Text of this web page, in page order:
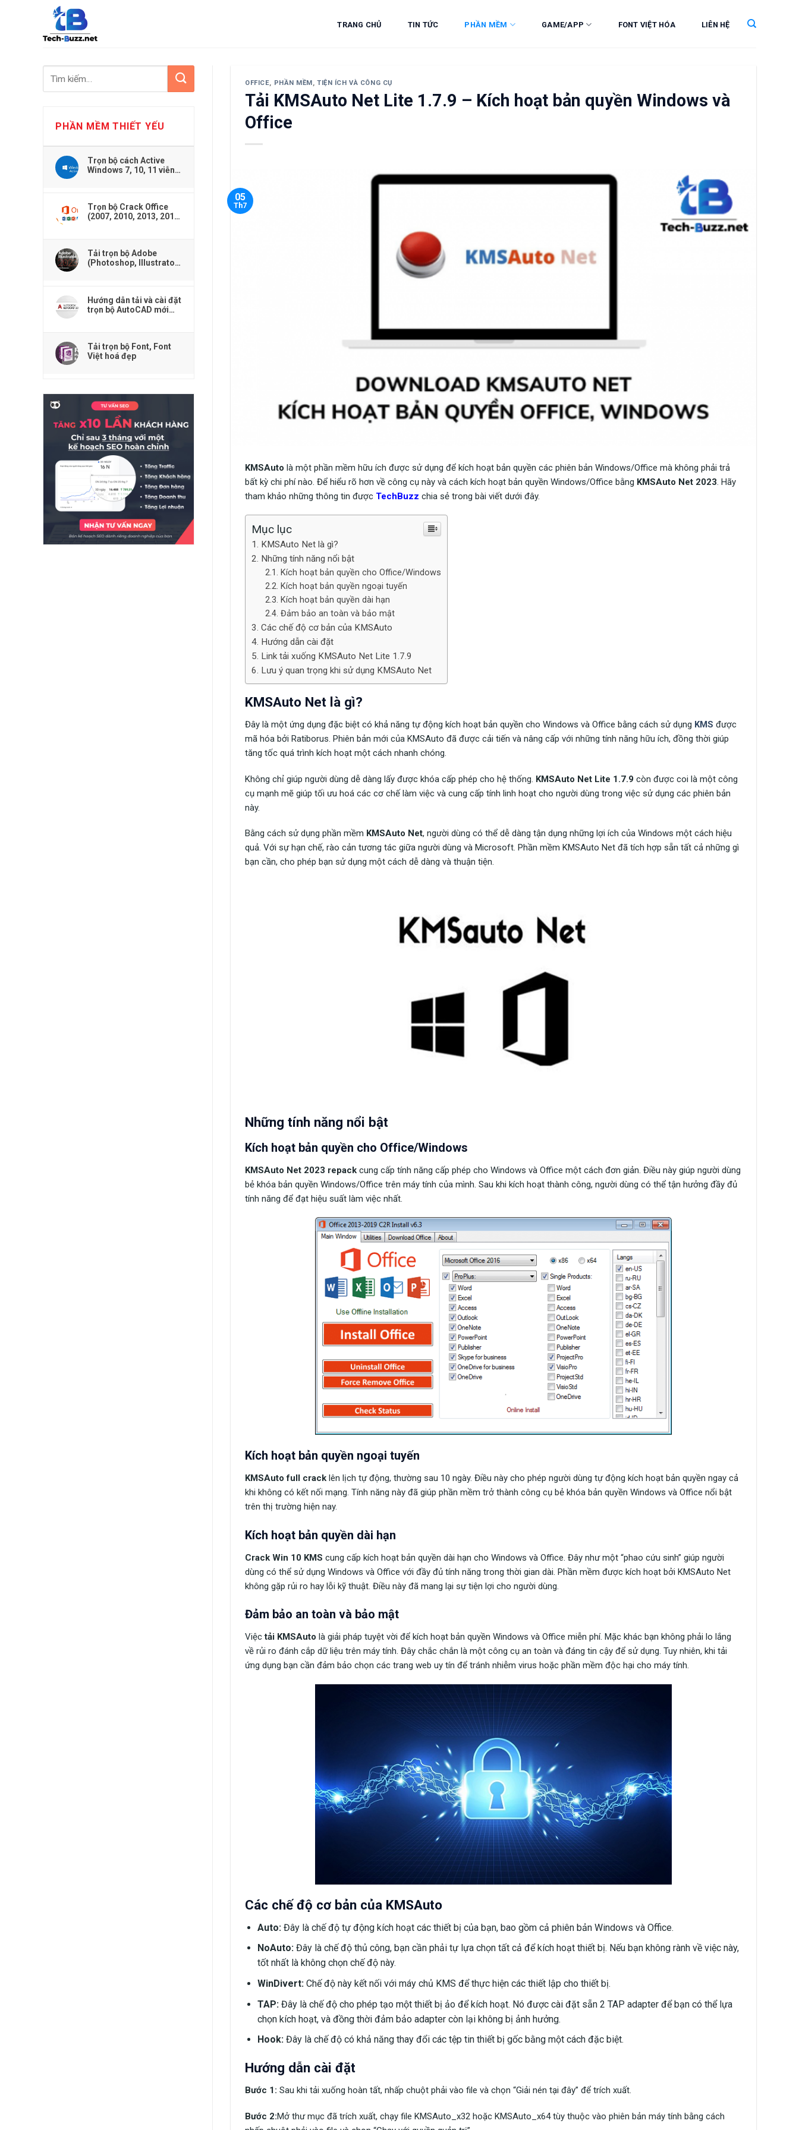
TRANG CHỦ TIN TỨC PHẦN MỀM GAME/APP FONT VIỆT HÓA LIÊN HỆ
PHẦN MỀM THIẾT YẾU
Trọn bộ cách Active
Windows 7, 10, 11 viễn
Trọn bộ Crack Office
(2007, 2010, 2013, 2016,
Tải trọn bộ Adobe
(Photoshop, Illustrator,
Hướng dẫn tải và cài đặt
trọn bộ AutoCAD mới
Tải trọn bộ Font, Font
Việt hoá đẹp
OFFICE, PHẦN MỀM,TIỆN ÍCH VÀ CÔNG CỤ
Tải KMSAuto Net Lite 1.7.9 – Kích hoạt bản quyền Windows và
Office
05
Th7
KMSAuto là một phần mềm hữu ích được sử dụng để kích hoạt bản quyền các phiên bản Windows/Office mà không phải trả
bất kỳ chi phí nào. Để hiểu rõ hơn về công cụ này và cách kích hoạt bản quyền Windows/Office bằng KMSAuto Net 2023. Hãy
tham khảo những thông tin được TechBuzz chia sẻ trong bài viết dưới đây.
Mục lục
KMSAuto Net là gì?
Những tính năng nổi bật
Kích hoạt bản quyền cho Office/Windows
Kích hoạt bản quyền ngoại tuyến
Kích hoạt bản quyền dài hạn
Đảm bảo an toàn và bảo mật
Các chế độ cơ bản của KMSAuto
Hướng dẫn cài đặt
Link tải xuống KMSAuto Net Lite 1.7.9
Lưu ý quan trọng khi sử dụng KMSAuto Net
KMSAuto Net là gì?
Đây là một ứng dụng đặc biệt có khả năng tự động kích hoạt bản quyền cho Windows và Office bằng cách sử dụng KMS được
mã hóa bởi Ratiborus. Phiên bản mới của KMSAuto đã được cải tiến và nâng cấp với những tính năng hữu ích, đồng thời giúp
tăng tốc quá trình kích hoạt một cách nhanh chóng.
Không chỉ giúp người dùng dễ dàng lấy được khóa cấp phép cho hệ thống. KMSAuto Net Lite 1.7.9 còn được coi là một công
cụ mạnh mẽ giúp tối ưu hoá các cơ chế làm việc và cung cấp tính linh hoạt cho người dùng trong việc sử dụng các phiên bản
này.
Bằng cách sử dụng phần mềm KMSAuto Net, người dùng có thể dễ dàng tận dụng những lợi ích của Windows một cách hiệu
quả. Với sự hạn chế, rào cản tương tác giữa người dùng và Microsoft. Phần mềm KMSAuto Net đã tích hợp sẵn tất cả những gì
bạn cần, cho phép bạn sử dụng một cách dễ dàng và thuận tiện.
Những tính năng nổi bật
Kích hoạt bản quyền cho Office/Windows
KMSAuto Net 2023 repack cung cấp tính năng cấp phép cho Windows và Office một cách đơn giản. Điều này giúp người dùng
bẻ khóa bản quyền Windows/Office trên máy tính của mình. Sau khi kích hoạt thành công, người dùng có thể tận hưởng đầy đủ
tính năng để đạt hiệu suất làm việc nhất.
Kích hoạt bản quyền ngoại tuyến
KMSAuto full crack lên lịch tự động, thường sau 10 ngày. Điều này cho phép người dùng tự động kích hoạt bản quyền ngay cả
khi không có kết nối mạng. Tính năng này đã giúp phần mềm trở thành công cụ bẻ khóa bản quyền Windows và Office nổi bật
trên thị trường hiện nay.
Kích hoạt bản quyền dài hạn
Crack Win 10 KMS cung cấp kích hoạt bản quyền dài hạn cho Windows và Office. Đây như một “phao cứu sinh” giúp người
dùng có thể sử dụng Windows và Office với đầy đủ tính năng trong thời gian dài. Phần mềm được kích hoạt bởi KMSAuto Net
không gặp rủi ro hay lỗi kỹ thuật. Điều này đã mang lại sự tiện lợi cho người dùng.
Đảm bảo an toàn và bảo mật
Việctải KMSAuto là giải pháp tuyệt vời để kích hoạt bản quyền Windows và Office miễn phí. Mặc khác bạn không phải lo lắng
về rủi ro đánh cắp dữ liệu trên máy tính. Đây chắc chắn là một công cụ an toàn và đáng tin cậy để sử dụng. Tuy nhiên, khi tải
ứng dụng bạn cần đảm bảo chọn các trang web uy tín để tránh nhiễm virus hoặc phần mềm độc hại cho máy tính.
Các chế độ cơ bản của KMSAuto
Auto:Đây là chế độ tự động kích hoạt các thiết bị của bạn, bao gồm cả phiên bản Windows và Office.
NoAuto:Đây là chế độ thủ công, bạn cần phải tự lựa chọn tất cả để kích hoạt thiết bị. Nếu bạn không rành về việc này,
tốt nhất là không chọn chế độ này.
WinDivert:Chế độ này kết nối với máy chủ KMS để thực hiện các thiết lập cho thiết bị.
TAP:Đây là chế độ cho phép tạo một thiết bị ảo để kích hoạt. Nó được cài đặt sẵn 2 TAP adapter để bạn có thể lựa
chọn kích hoạt, và đồng thời đảm bảo adapter còn lại không bị ảnh hưởng.
Hook:Đây là chế độ có khả năng thay đổi các tệp tin thiết bị gốc bằng một cách đặc biệt.
Hướng dẫn cài đặt
Bước 1: Sau khi tải xuống hoàn tất, nhấp chuột phải vào file và chọn “Giải nén tại đây” để trích xuất.
Bước 2:Mở thư mục đã trích xuất, chạy file KMSAuto_x32 hoặc KMSAuto_x64 tùy thuộc vào phiên bản máy tính bằng cách